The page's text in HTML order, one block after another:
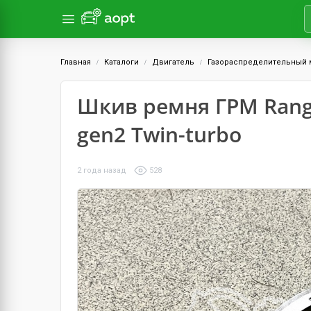
Главная Каталоги Двигатель Газораспределительный
Шкив ремня ГРМ
gen2 Twin-turbo
2 года назад 528